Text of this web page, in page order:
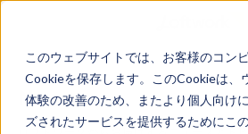
このウェブサイトでは、お客様のコン
Cookieを保存します。このCookieは、
体験の改善のため、またより個人向け
ズされたサービスを提供するためにこ
News